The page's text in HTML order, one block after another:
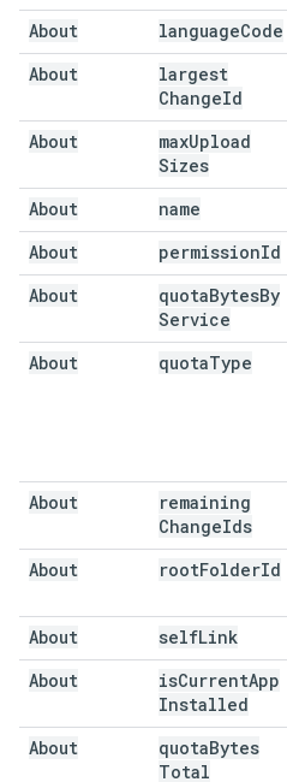
About languageCode
About
largest
ChangeId
About
maxUpload
Sizes
About
name
About
permissionId
About
quotaBytesBy
Service
About quotaType
About
remaining
ChangeIds
About rootFolderId
About
selfLink
About isCurrentApp
Installed
About quotaBytes
Total